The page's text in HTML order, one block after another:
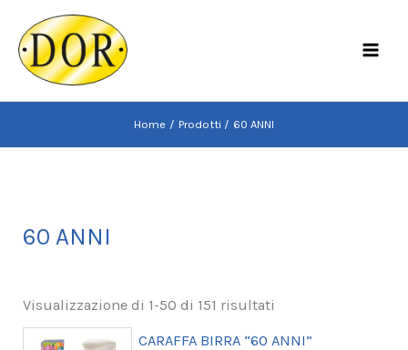
contenuto
Home Prodotti 60 ANNI
60 ANNI
Visualizzazione di 1-50 di 151 risultati
CARAFFA BIRRA “60 ANNI”